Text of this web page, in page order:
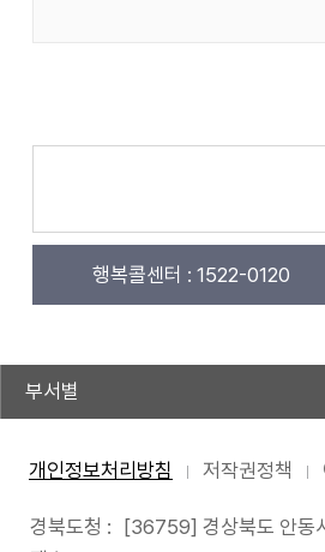
행복콜센터 : 1522-0120
부서별
개인정보처리방침 저작권정책
경북도청 : [36759] 경상북도 안동